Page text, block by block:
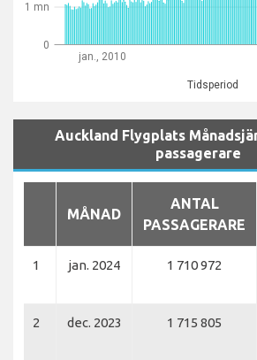
jan., 2010
Tidsperiod
0
1 mn
Auckland Flygplats
passagerare
MÅNAD
ANTAL
PASSAGERARE
1 jan. 2024 1 710 972
2 dec. 2023 1 715 805